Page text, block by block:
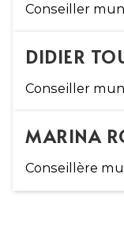
Conseiller
DIDIER
Conseiller
MARINA
Conseillère